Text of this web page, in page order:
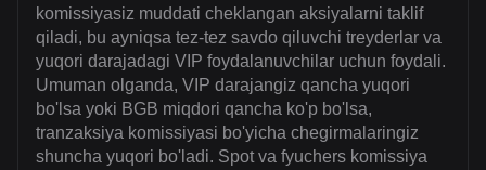
komissiyasiz muddati cheklangan aksiyalarni taklif
qiladi, bu ayniqsa tez-tez savdo qiluvchi treyderlar va
yuqori darajadagi VIP foydalanuvchilar uchun foydali.
Umuman olganda, VIP darajangiz qancha yuqori
bo'lsa yoki BGB miqdori qancha ko'p bo'lsa,
tranzaksiya komissiyasi bo'yicha chegirmalaringiz
shuncha yuqori bo'ladi. Spot va fyuchers komissiya